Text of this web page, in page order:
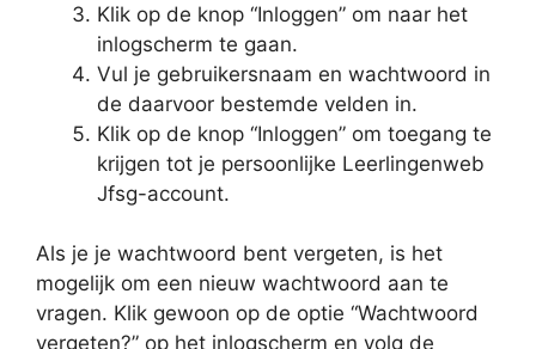
Klik op de knop “Inloggen” om naar het
inlogscherm te gaan.
Vul je gebruikersnaam en wachtwoord in
de daarvoor bestemde velden in.
Klik op de knop “Inloggen” om toegang te
krijgen tot je persoonlijke Leerlingenweb
Jfsg-account.
Als je je wachtwoord bent vergeten, is het
mogelijk om een nieuw wachtwoord aan te
vragen. Klik gewoon op de optie “Wachtwoord
vergeten?” op het inlogscherm en volg de